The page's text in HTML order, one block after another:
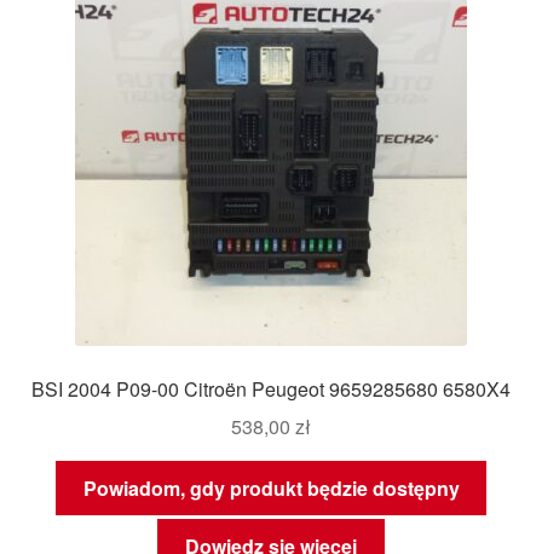
BSI 2004 P09-00 Citroën Peugeot 9659285680 6580X4
538,00 zł
Powiadom, gdy produkt będzie dostępny
Dowiedz się więcej